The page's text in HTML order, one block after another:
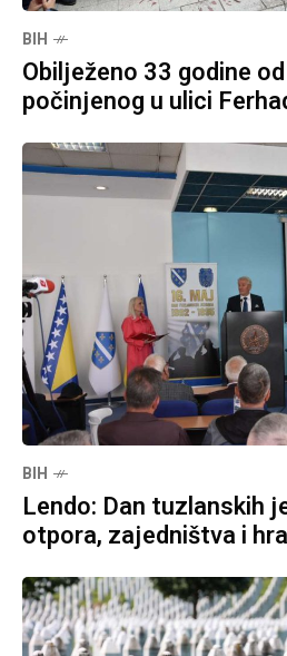
BIH
Obilježeno 33 godine
počinjenog u ulici
BIH
Lendo: Dan tuzlanskih
otpora, zajedništva i